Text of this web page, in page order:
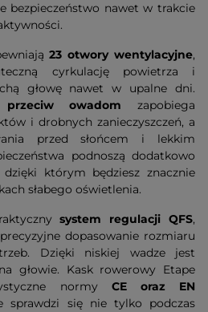
bezpieczeństwo nawet w trakcie
23 otwory wentylacyjne,
cyrkulację powietrza i
głowę nawet w upalne dni.
owadom zapobiega
i drobnych zanieczyszczeń, a
przed słońcem i lekkim
podnoszą dodatkowo
dzięki którym będziesz znacznie
słabego oświetlenia.
system regulacji QFS,
dopasowanie rozmiaru
Dzięki niskiej wadze jest
głowie. Kask rowerowy Etape
normy CE oraz EN
sprawdzi się nie tylko podczas